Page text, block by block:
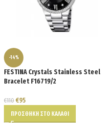
-14%
FESTINA Crystals Stainless Steel
Bracelet F16719/2
€110 €95
ΠΡΟΣΘΉΚΗ ΣΤΟ ΚΑΛΆΘΙ